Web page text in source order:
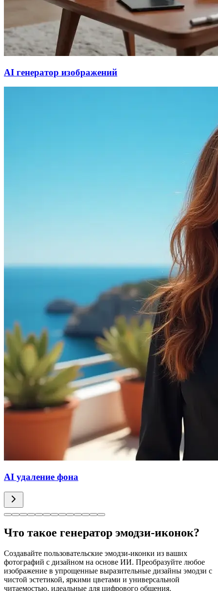
AI генератор изображений
AI удаление фона
Что такое генератор эмодзи-иконок?
Создавайте пользовательские эмодзи-иконки из ваших
фотографий с дизайном на основе ИИ. Преобразуйте любое
изображение в упрощенные выразительные дизайны эмодзи с
чистой эстетикой, яркими цветами и универсальной
читаемостью, идеальные для цифрового общения.